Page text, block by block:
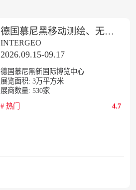
德国慕尼黑移动测绘、无人机、空间数据展览会
INTERGEO
2026.09.15-09.17
德国慕尼黑新国际博览中心
展览面积: 3万平方米
展商数量: 530家
# 热门 4.7